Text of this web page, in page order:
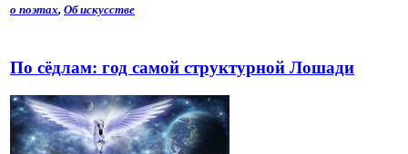
о поэтах, Об искусстве
По сёдлам: год самой структурной Лошади